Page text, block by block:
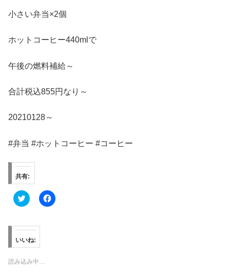
小さい弁当×2個
ホットコーヒー440mlで
午後の燃料補給～
合計税込855円なり～
20210128～
#弁当 #ホットコーヒー #コーヒー
共有:
ク
リ
し
て
T
w
i
t
F
a
いいね:
読み込み中…